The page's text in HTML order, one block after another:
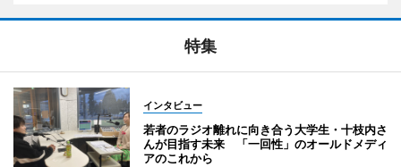
特集
インタビュー
若者のラジオ離れに向き合う大学生・十枝内さ
んが目指す未来 「一回性」のオールドメディ
アのこれから